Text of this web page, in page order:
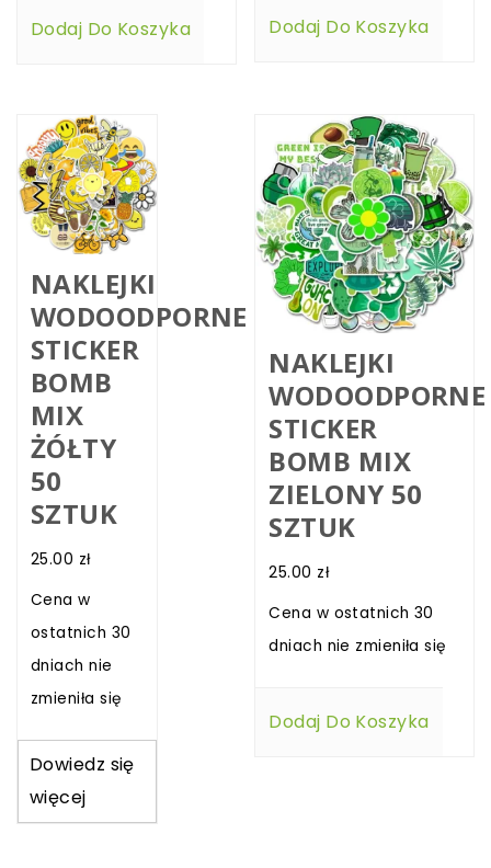
Dodaj Do Koszyka Dodaj Do Koszyka
NAKLEJKI
WODOODPORNE
STICKER
BOMB
MIX
ŻÓŁTY
50
SZTUK
25.00 zł
Cena w
ostatnich 30
dniach nie
zmieniła się
Dowiedz się
więcej
NAKLEJKI
WODOODPORNE
STICKER
BOMB MIX
ZIELONY 50
SZTUK
25.00 zł
Cena w ostatnich 30
dniach nie zmieniła się
Dodaj Do Koszyka